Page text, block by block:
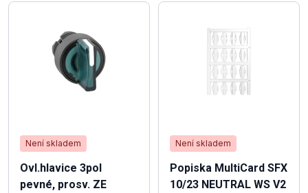
Není skladem
Ovl.hlavice 3pol
pevné, prosv. ZE
Není skladem
Popiska MultiCard SFX
10/23 NEUTRAL WS V2